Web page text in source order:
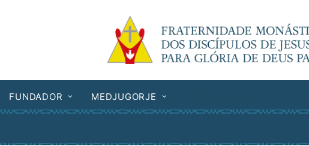
FUNDADOR MEDJUGORJE